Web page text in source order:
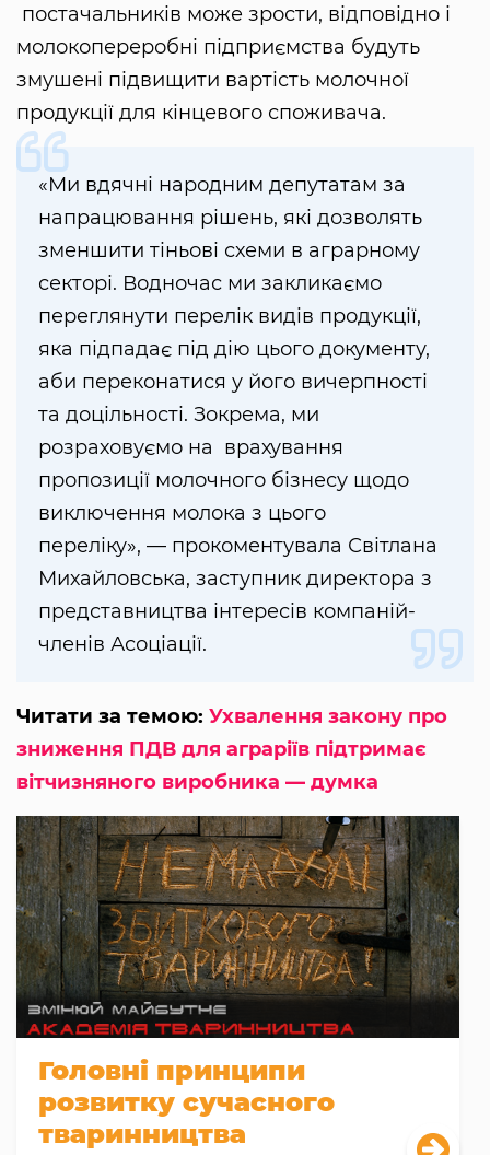
постачальників може зрости, відповідно і
молокопереробні підприємства будуть
змушені підвищити вартість молочної
продукції для кінцевого споживача.
«Ми вдячні народним депутатам за
напрацювання рішень, які дозволять
зменшити тіньові схеми в аграрному
секторі. Водночас ми закликаємо
переглянути перелік видів продукції,
яка підпадає під дію цього документу,
аби переконатися у його вичерпності
та доцільності. Зокрема, ми
розраховуємо на врахування
пропозиції молочного бізнесу щодо
виключення молока з цього
переліку», — прокоментувала Світлана
Михайловська, заступник директора з
представництва інтересів компаній-
членів Асоціації.
Читати за темою: Ухвалення закону про
зниження ПДВ для аграріїв підтримає
вітчизняного виробника — думка
Головні принципи
розвитку сучасного
тваринництва